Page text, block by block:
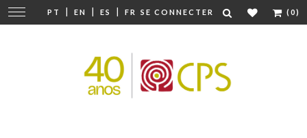
PT | EN | ES | FR SE CONNECTER (0)
Modifier
la